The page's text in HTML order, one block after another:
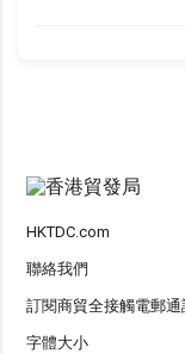
HKTDC.com
聯絡我們
訂閱商貿全接觸電郵通
字體大小